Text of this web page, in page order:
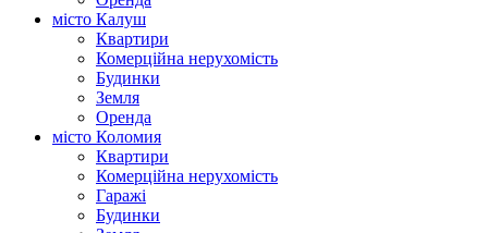
місто Калуш
Квартири
Комерційна нерухомість
Будинки
Земля
Оренда
місто Коломия
Квартири
Комерційна нерухомість
Гаражі
Будинки